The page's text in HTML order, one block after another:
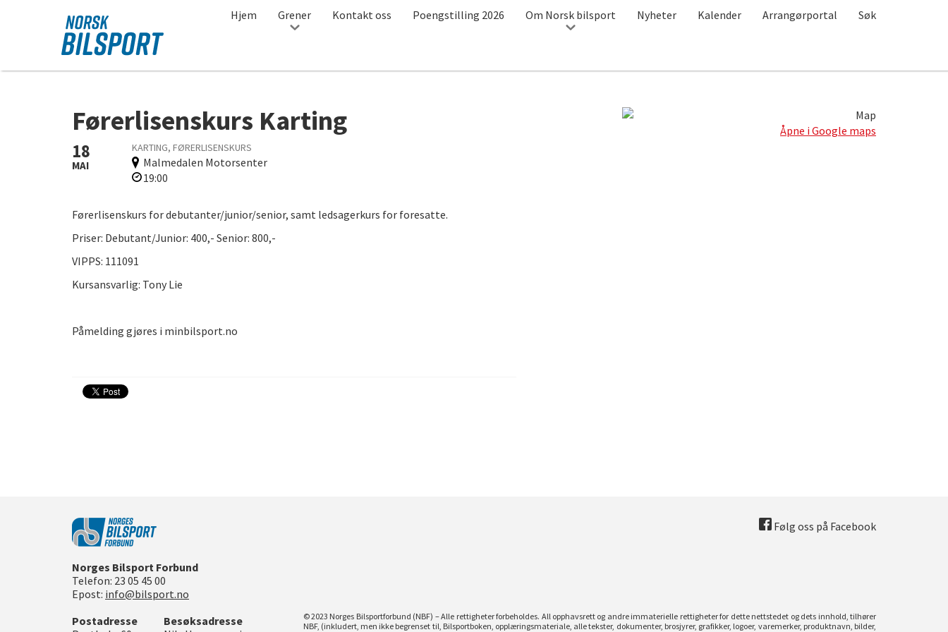
Norsk
bilsport
Hjem Grener Kontakt oss Poengstilling 2026 Om Norsk bilsport Nyheter Kalender Arrangørportal Søk
Førerlisenskurs Karting
18
MAI
KARTING, FØRERLISENSKURS
Malmedalen Motorsenter
19:00
Førerlisenskurs for debutanter/junior/senior, samt ledsagerkurs for foresatte.
Priser: Debutant/Junior: 400,- Senior: 800,-
VIPPS: 111091
Kursansvarlig: Tony Lie
Påmelding gjøres i minbilsport.no
Åpne i Google maps
Norges Bilsport Forbund
Telefon: 23 05 45 00
Epost: info@bilsport.no
Postadresse
Besøksadresse
Følg oss på Facebook
© 2023 Norges Bilsportforbund (NBF) – Alle rettigheter forbeholdes. All opphavsrett og andre immaterielle rettigheter for dette nettstedet og dets innhold, tilhører
NBF, (inkludert, men ikke begrenset til, Bilsportboken, opplæringsmateriale, alle tekster, dokumenter, brosjyrer, grafikker, logoer, varemerker, produktnavn, bilder,